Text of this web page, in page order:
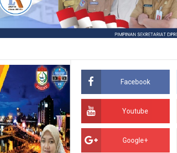
Facebook
Youtube
Google+